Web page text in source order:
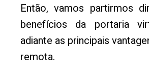
Então, vamos partirmos
benefícios da portaria
adiante as principais
remota.